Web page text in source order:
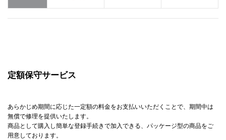
定額保守サービス
あらかじめ期間に応じた一定額の料金をお支払いいただくことで、期間中は
無償で修理を提供いたします。
商品として購入し簡単な登録手続きで加入できる、パッケージ型の商品をご
用意しております。